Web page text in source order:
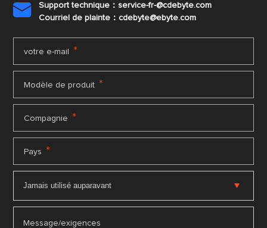

Support technique：service-fr-@cdebyte.com
Courriel de plainte：cdebyte@ebyte.com
votre e-mail *
Modèle de produit *
Compagnie *
Pays *
Message/exigences